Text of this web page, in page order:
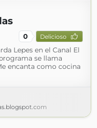
0 Delicioso
Lepes en el Canal El
se llama
encanta como cocina